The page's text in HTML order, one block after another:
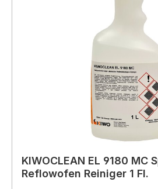
KIWOCLEAN EL 9180 MC
Reflowofen Reiniger 1 Fl.